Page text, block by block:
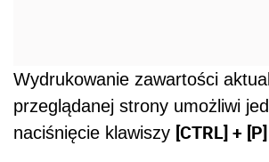
Wydrukowanie zawartości
przeglądanej strony umożliwi
naciśnięcie klawiszy [CTRL] + [P]